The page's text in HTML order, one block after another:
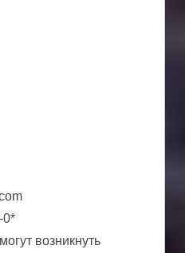
0*
возникнуть